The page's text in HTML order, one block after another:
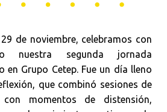
de noviembre, celebramos con
nuestra segunda jornada
en Grupo Cetep. Fue un día lleno
que combinó sesiones de
momentos de distensión,